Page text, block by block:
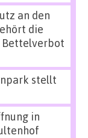
an den
die
Bettelverbot
stellt
in